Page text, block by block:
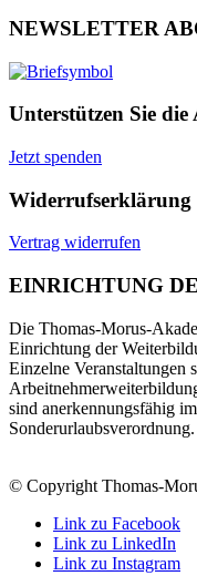
NEWSLETTER
Unterstützen Sie die
Jetzt spenden
Widerrufserklärung
Vertrag widerrufen
EINRICHTUNG
Die Thomas-Morus-
Einrichtung der
Einzelne Veranstaltungen
sind anerkennungsfähig
Sonderurlaubsverordnung.
© Copyright Thomas-
Link zu Facebook
Link zu LinkedIn
Link zu Instagram